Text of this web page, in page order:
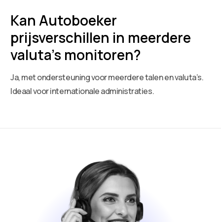
Kan Autoboeker
prijsverschillen in meerdere
valuta’s monitoren?
Ja, met ondersteuning voor meerdere talen en valuta’s.
Ideaal voor internationale administraties.